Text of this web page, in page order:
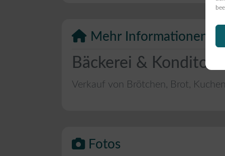
Mehr Informationen
Bäckerei &
Verkauf von Brötchen, Brot,
Fotos